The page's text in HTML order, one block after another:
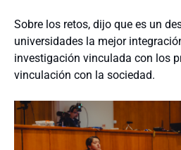
Sobre los retos, dijo que es un
universidades la mejor
investigación vinculada con los
vinculación con la sociedad.